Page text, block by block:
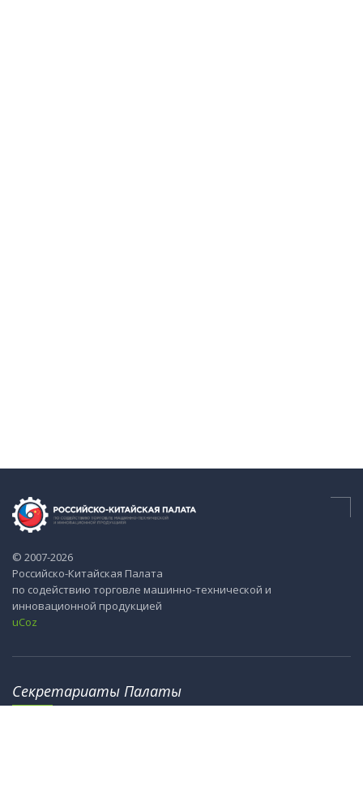
© 2007-2026
Российско-Китайская Палата
по содействию торговле машинно-технической и
инновационной продукцией
uCoz
Секретариаты Палаты